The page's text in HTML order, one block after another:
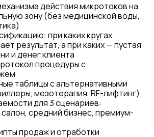
действия микротоков на
зону (без медицинской воды,
при каких кругах
результат, а при каких — пустая
и денег клиента
процедуры с
таблицы с альтернативными
мезотерапия, RF-лифтинг)
для 3 сценариев:
средний бизнес, премиум-
продаж и отработки